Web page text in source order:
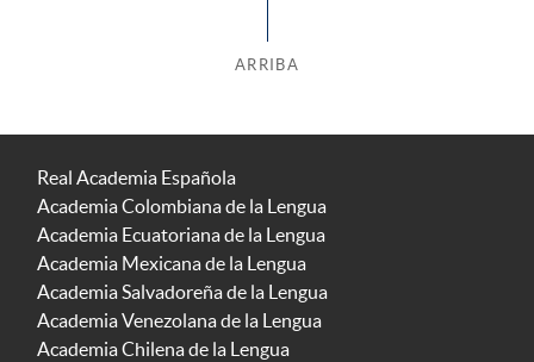
ARRIBA
Real Academia Española
Academia Colombiana de la Lengua
Academia Ecuatoriana de la Lengua
Academia Mexicana de la Lengua
Academia Salvadoreña de la Lengua
Academia Venezolana de la Lengua
Academia Chilena de la Lengua